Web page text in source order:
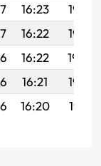
16:23
19:27
16:22
19:25
16:22
19:24
16:21
19:22
16:20 19:21